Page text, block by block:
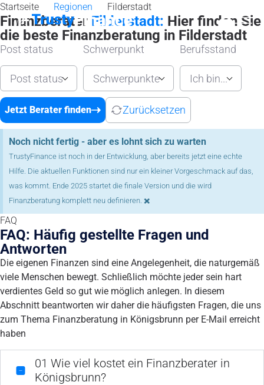
Startseite Regionen Filderstadt
Finanzberater Filderstadt: Hier finden Sie
die beste Finanzberatung in Filderstadt
Post status
Post status
Schwerpunkt
Schwerpunkte
Berufsstand
Ich bin...
Jetzt Berater finden Zurücksetzen
Noch nicht fertig - aber es lohnt sich zu warten
TrustyFinance ist noch in der Entwicklung, aber bereits jetzt eine echte
Hilfe. Die aktuellen Funktionen sind nur ein kleiner Vorgeschmack auf das,
was kommt. Ende 2025 startet die finale Version und die wird
Finanzberatung komplett neu definieren. ×
FAQ
FAQ: Häufig gestellte Fragen und
Antworten
Die eigenen Finanzen sind eine Angelegenheit, die naturgemäß
viele Menschen bewegt. Schließlich möchte jeder sein hart
verdientes Geld so gut wie möglich anlegen. In diesem
Abschnitt beantworten wir daher die häufigsten Fragen, die uns
zum Thema Finanzberatung in Königsbrunn per E-Mail erreicht
haben
01 Wie viel kostet ein Finanzberater in
Königsbrunn?